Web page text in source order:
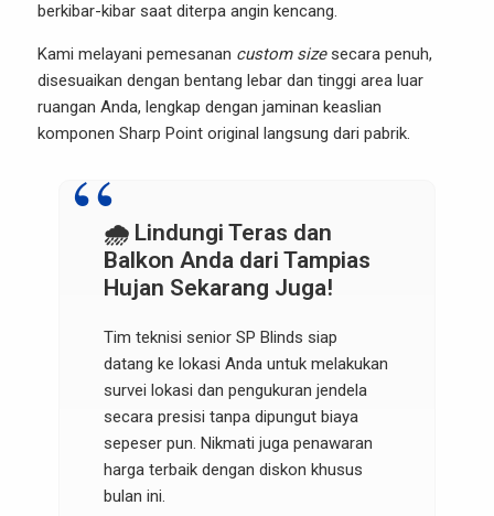
berkibar-kibar saat diterpa angin kencang.
Kami melayani pemesanan custom sizesecara penuh,
disesuaikan dengan bentang lebar dan tinggi area luar
ruangan Anda, lengkap dengan jaminan keaslian
komponen Sharp Point original langsung dari pabrik.
🌧️ Lindungi Teras dan
Balkon Anda dari Tampias
Hujan Sekarang Juga!
Tim teknisi senior SP Blinds siap
datang ke lokasi Anda untuk melakukan
survei lokasi dan pengukuran jendela
secara presisi tanpa dipungut biaya
sepeser pun. Nikmati juga penawaran
harga terbaik dengan diskon khusus
bulan ini.